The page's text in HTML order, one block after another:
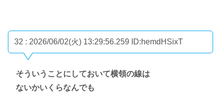
32 : 2026/06/02(火) 13:29:56.259 ID:hemdHSixT
そういうことにしておいて横領の線は
ないかいくらなんでも